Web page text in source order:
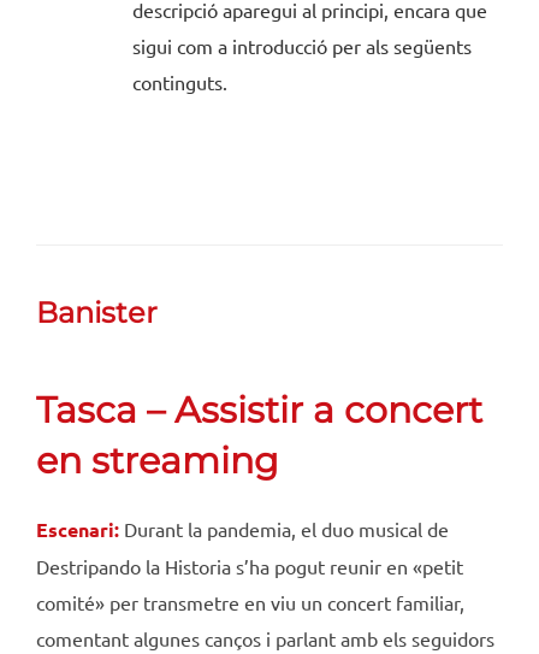
descripció aparegui al principi, encara que
sigui com a introducció per als següents
continguts.
Banister
Tasca – Assistir a concert
en streaming
Escenari: Durant la pandemia, el duo musical de
Destripando la Historia s’ha pogut reunir en «petit
comité» per transmetre en viu un concert familiar,
comentant algunes canços i parlant amb els seguidors